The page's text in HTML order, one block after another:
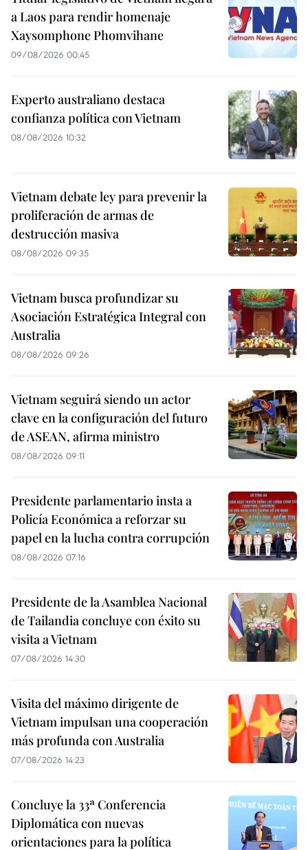
a Laos para rendir homenaje
Xaysomphone Phomvihane
09/08/2026 00:45
Experto australiano destaca
confianza política con Vietnam
08/08/2026 10:32
Vietnam debate ley para prevenir la
proliferación de armas de
destrucción masiva
08/08/2026 09:35
Vietnam busca profundizar su
Asociación Estratégica Integral con
Australia
08/08/2026 09:26
Vietnam seguirá siendo un actor
clave en la configuración del futuro
de ASEAN, afirma ministro
08/08/2026 09:11
Presidente parlamentario insta a
Policía Económica a reforzar su
papel en la lucha contra corrupción
08/08/2026 07:16
Presidente de la Asamblea Nacional
de Tailandia concluye con éxito su
visita a Vietnam
07/08/2026 14:30
Visita del máximo dirigente de
Vietnam impulsan una cooperación
más profunda con Australia
07/08/2026 14:23
Concluye la 33ª Conferencia
Diplomática con nuevas
orientaciones para la política